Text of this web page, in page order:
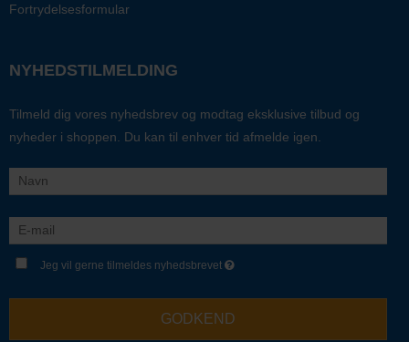
Fortrydelsesformular
NYHEDSTILMELDING
Tilmeld dig vores nyhedsbrev og modtag eksklusive tilbud og
nyheder i shoppen. Du kan til enhver tid afmelde igen.
Jeg vil gerne tilmeldes nyhedsbrevet
GODKEND